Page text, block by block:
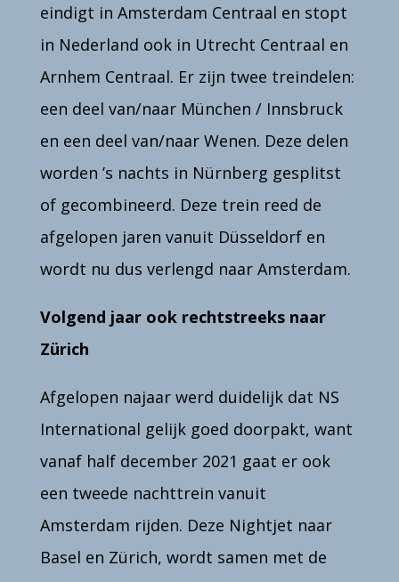
eindigt in Amsterdam Centraal en stopt
in Nederland ook in Utrecht Centraal en
Arnhem Centraal. Er zijn twee treindelen:
een deel van/naar München / Innsbruck
en een deel van/naar Wenen. Deze delen
worden ’s nachts in Nürnberg gesplitst
of gecombineerd. Deze trein reed de
afgelopen jaren vanuit Düsseldorf en
wordt nu dus verlengd naar Amsterdam.
Volgend jaar ook rechtstreeks naar
Zürich
Afgelopen najaar werd duidelijk dat NS
International gelijk goed doorpakt, want
vanaf half december 2021 gaat er ook
een tweede nachttrein vanuit
Amsterdam rijden. Deze Nightjet naar
Basel en Zürich, wordt samen met de